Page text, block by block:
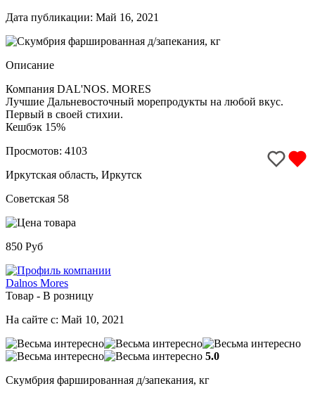
Дата публикации: Май 16, 2021
Описание
Компания DAL'NOS. MORES
Лучшие Дальневосточный морепродукты на любой вкус.
Первый в своей стихии.
Кешбэк 15%
Просмотов: 4103
Иркутская область, Иркутск
Советская 58
850 Руб
Dalnos Mores
Товар - В розницу
На сайте с: Май 10, 2021
5.0
Скумбрия фаршированная д/запекания, кг